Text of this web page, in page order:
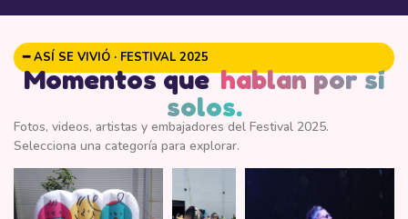
━ ASÍ SE VIVIÓ · FESTIVAL 2025
Momentos que hablan por sí
solos.
Fotos, videos, artistas y embajadores del Festival 2025.
Selecciona una categoría para explorar.